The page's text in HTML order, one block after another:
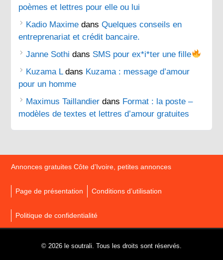
poèmes et lettres pour elle ou lui
Kadio Maxime dansQuelques conseils en
entreprenariat et crédit bancaire.
Janne Sothi dans SMS pour ex*i*ter une fille
Kuzama Ldans Kuzama : message d’amour
pour un homme
Maximus Taillandier dans Format : la poste –
modèles de textes et lettres d’amour gratuites
Annonces gratuites Côte d’Ivoire, petites annonces
Page de présentation Conditions d’utilisation
Politique de confidentialité
© 2026 le soutrali. Tous les droits sont réservés.